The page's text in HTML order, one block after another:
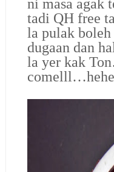
ni masa agak
tadi QH free
la pulak
dugaan dan
la yer kak